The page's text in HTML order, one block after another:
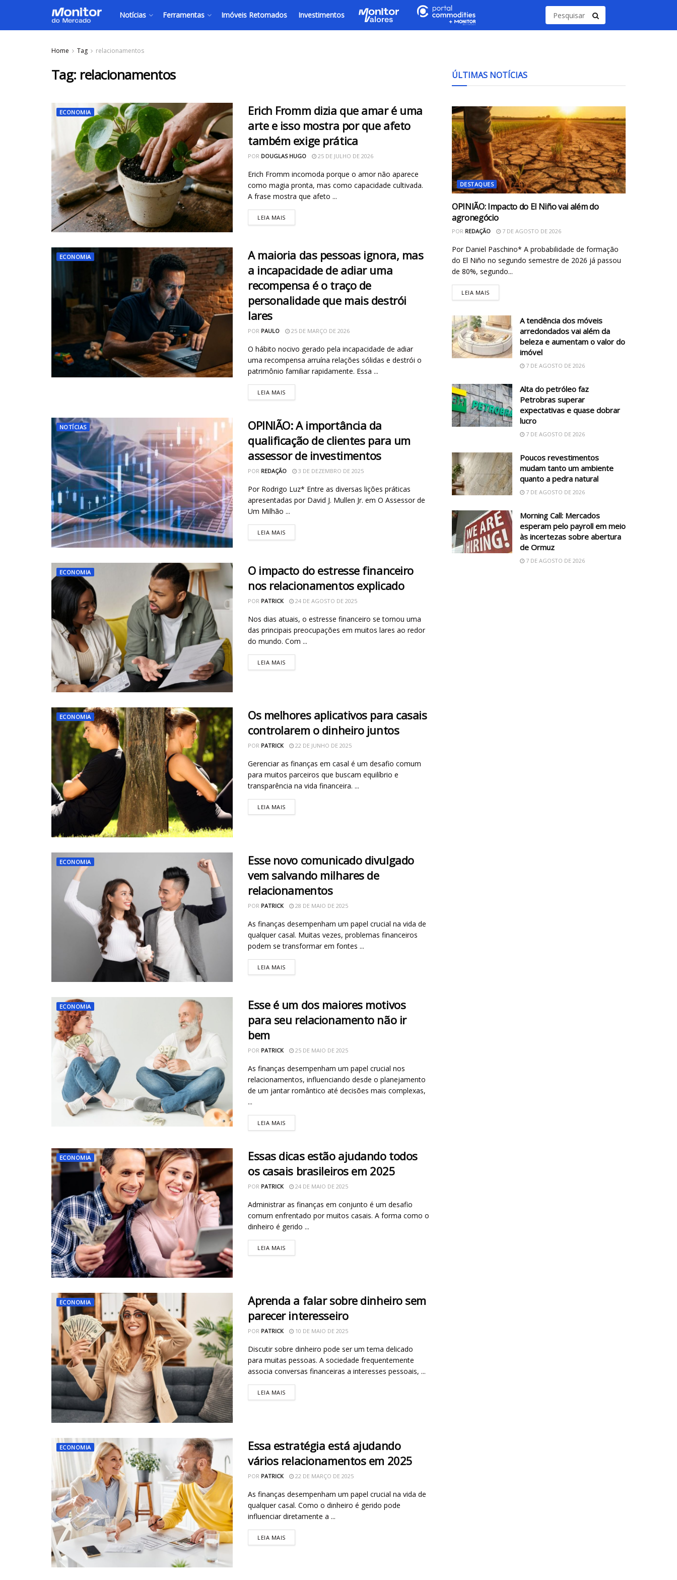
Notícias Ferramentas Imóveis Retomados Investimentos
Home Tag relacionamentos
Tag: relacionamentos
ECONOMIA
Erich Fromm dizia que amar é uma
arte e isso mostra por que afeto
também exige prática
POR DOUGLAS HUGO 25 DE JULHO DE 2026
Erich Fromm incomoda porque o amor não aparece
como magia pronta, mas como capacidade cultivada.
A frase mostra que afeto ...
LEIA MAIS
ECONOMIA
A maioria das pessoas ignora, mas
a incapacidade de adiar uma
recompensa é o traço de
personalidade que mais destrói
lares
POR PAULO 25 DE MARÇO DE 2026
O hábito nocivo gerado pela incapacidade de adiar
uma recompensa arruína relações sólidas e destrói o
patrimônio familiar rapidamente. Essa ...
LEIA MAIS
NOTÍCIAS
OPINIÃO: A importância da
qualificação de clientes para um
assessor de investimentos
POR REDAÇÃO 3 DE DEZEMBRO DE 2025
Por Rodrigo Luz* Entre as diversas lições práticas
apresentadas por David J. Mullen Jr. em O Assessor de
Um Milhão ...
LEIA MAIS
ECONOMIA
O impacto do estresse financeiro
nos relacionamentos explicado
POR PATRICK 24 DE AGOSTO DE 2025
Nos dias atuais, o estresse financeiro se tornou uma
das principais preocupações em muitos lares ao redor
do mundo. Com ...
LEIA MAIS
ECONOMIA
Os melhores aplicativos para casais
controlarem o dinheiro juntos
POR PATRICK 22 DE JUNHO DE 2025
Gerenciar as finanças em casal é um desafio comum
para muitos parceiros que buscam equilíbrio e
transparência na vida financeira. ...
LEIA MAIS
ECONOMIA
Esse novo comunicado divulgado
vem salvando milhares de
relacionamentos
POR PATRICK 28 DE MAIO DE 2025
As finanças desempenham um papel crucial na vida de
qualquer casal. Muitas vezes, problemas financeiros
podem se transformar em fontes ...
LEIA MAIS
ECONOMIA
Esse é um dos maiores motivos
para seu relacionamento não ir
bem
POR PATRICK 25 DE MAIO DE 2025
As finanças desempenham um papel crucial nos
relacionamentos, influenciando desde o planejamento
de um jantar romântico até decisões mais complexas,
...
LEIA MAIS
ECONOMIA
Essas dicas estão ajudando todos
os casais brasileiros em 2025
POR PATRICK 24 DE MAIO DE 2025
Administrar as finanças em conjunto é um desafio
comum enfrentado por muitos casais. A forma como o
dinheiro é gerido ...
LEIA MAIS
ECONOMIA
Aprenda a falar sobre dinheiro sem
parecer interesseiro
POR PATRICK 10 DE MAIO DE 2025
Discutir sobre dinheiro pode ser um tema delicado
para muitas pessoas. A sociedade frequentemente
associa conversas financeiras a interesses pessoais, ...
LEIA MAIS
ECONOMIA
Essa estratégia está ajudando
vários relacionamentos em 2025
POR PATRICK 22 DE MARÇO DE 2025
As finanças desempenham um papel crucial na vida de
qualquer casal. Como o dinheiro é gerido pode
influenciar diretamente a ...
LEIA MAIS
ÚLTIMAS NOTÍCIAS
DESTAQUES
OPINIÃO: Impacto do El Niño vai além do
agronegócio
POR REDAÇÃO 7 DE AGOSTO DE 2026
Por Daniel Paschino* A probabilidade de formação
do El Niño no segundo semestre de 2026 já passou
de 80%, segundo...
LEIA MAIS
A tendência dos móveis
arredondados vai além da
beleza e aumentam o valor do
imóvel
7 DE AGOSTO DE 2026
Alta do petróleo faz
Petrobras superar
expectativas e quase dobrar
lucro
7 DE AGOSTO DE 2026
Poucos revestimentos
mudam tanto um ambiente
quanto a pedra natural
7 DE AGOSTO DE 2026
Morning Call: Mercados
esperam pelo payroll em meio
às incertezas sobre abertura
de Ormuz
7 DE AGOSTO DE 2026